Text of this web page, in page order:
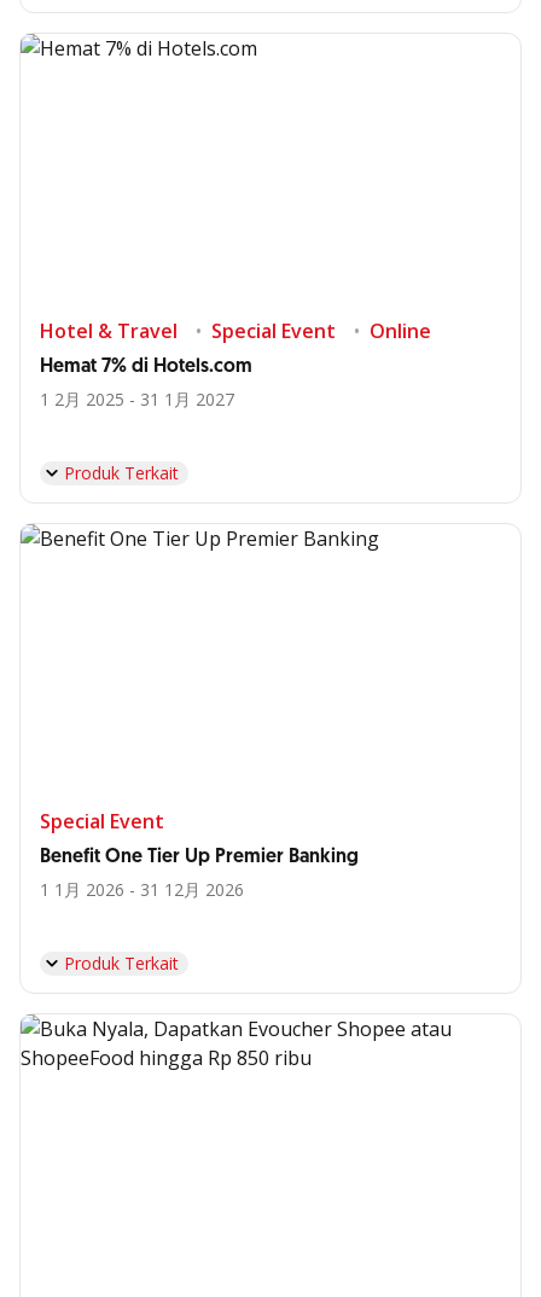
Hotel & Travel Special Event Online
Hemat 7% di Hotels.com
1 2月 2025 - 31 1月 2027
Produk Terkait
Special Event
Benefit One Tier Up Premier Banking
1 1月 2026 - 31 12月 2026
Produk Terkait